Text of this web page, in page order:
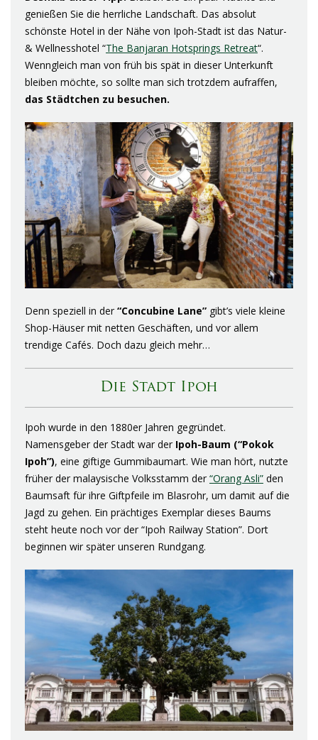
genießen Sie die herrliche Landschaft. Das absolut
schönste Hotel in der Nähe von Ipoh-Stadt ist das Natur-
& Wellnesshotel “The Banjaran Hotsprings Retreat“.
Wenngleich man von früh bis spät in dieser Unterkunft
bleiben möchte, so sollte man sich trotzdem aufraffen,
das Städtchen zu besuchen.
Denn speziell in der “Concubine Lane” gibt’s viele kleine
Shop-Häuser mit netten Geschäften, und vor allem
trendige Cafés. Doch dazu gleich mehr…
Die Stadt Ipoh
Ipoh wurde in den 1880er Jahren gegründet.
Namensgeber der Stadt war der Ipoh-Baum (“Pokok
Ipoh”), eine giftige Gummibaumart. Wie man hört, nutzte
früher der malaysische Volksstamm der “Orang Asli” den
Baumsaft für ihre Giftpfeile im Blasrohr, um damit auf die
Jagd zu gehen. Ein prächtiges Exemplar dieses Baums
steht heute noch vor der “Ipoh Railway Station”. Dort
beginnen wir später unseren Rundgang.